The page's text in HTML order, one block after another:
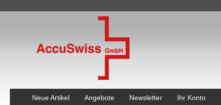
Neue Artikel Angebote Newsletter Ihr Konto